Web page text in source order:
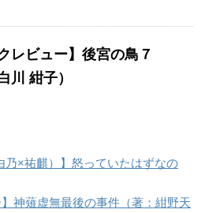
レビュー】後宮の鳥７
川 紺子）
乃×祐麒）】怒っていたはずなの
】神薙虚無最後の事件（著：紺野天